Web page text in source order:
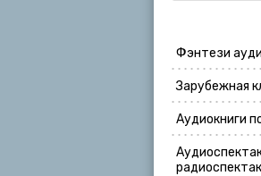
Фэнтези
Зарубежная
Аудиокниги